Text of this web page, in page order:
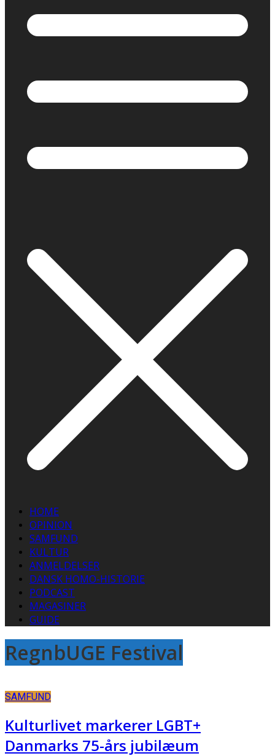
HOME
OPINION
SAMFUND
KULTUR
ANMELDELSER
DANSK HOMO-HISTORIE
PODCAST
MAGASINER
GUIDE
RegnbUGE Festival
SAMFUND
Kulturlivet markerer LGBT+
Danmarks 75-års jubilæum